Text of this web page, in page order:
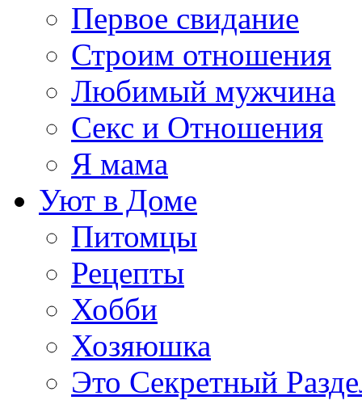
Первое свидание
Строим отношения
Любимый мужчина
Секс и Отношения
Я мама
Уют в Доме
Питомцы
Рецепты
Хобби
Хозяюшка
Это Секретный